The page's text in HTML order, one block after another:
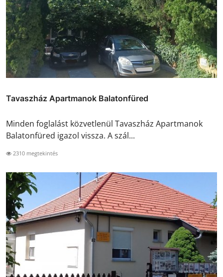
Tavaszház Apartmanok Balatonfüred
Minden foglalást közvetlenül Tavaszház Apartmanok
Balatonfüred igazol vissza. A szál...
2310 megtekintés